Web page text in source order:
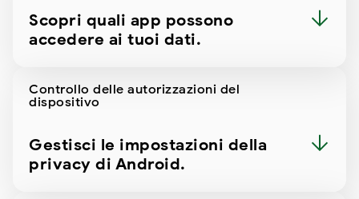
Scopri quali app possono
accedere ai tuoi dati.
Controllo delle autorizzazioni del
dispositivo
Gestisci le impostazioni della
privacy di Android.